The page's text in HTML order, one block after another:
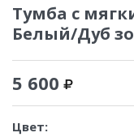
Тумба с
Белый/Дуб
5 600
Цвет: